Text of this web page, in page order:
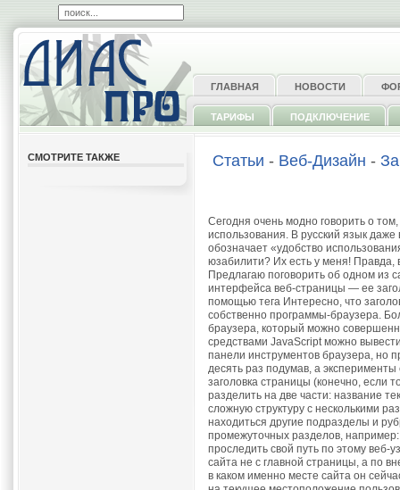
ГЛАВНАЯ НОВОСТИ
ТАРИФЫ ПОДКЛЮЧЕНИЕ
СМОТРИТЕ ТАКЖЕ Статьи - Веб-Дизайн -
Сегодня очень модно говорить о
использования. В русский язык
обозначает «удобство
юзабилити? Их есть у меня! Правда,
Предлагаю поговорить об одном из
интерфейса веб-страницы — ее
помощью тега Интересно, что
собственно программы-браузера.
браузера, который можно
средствами JavaScript можно
панели инструментов браузера, но
десять раз подумав, а эксперименты
заголовка страницы (конечно, если
разделить на две части: название
сложную структуру с несколькими
находиться другие подразделы и
промежуточных разделов, например:
проследить свой путь по этому
сайта не с главной страницы, а по
в каком именно месте сайта он